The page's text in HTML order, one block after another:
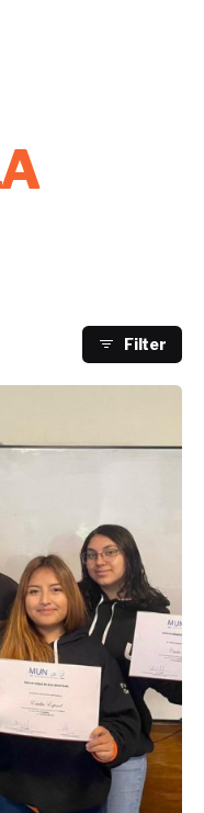
Filter